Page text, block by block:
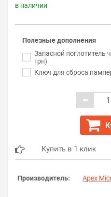
в наличии
Полезные дополнения
Запасной поглотитель
грн)
Ключ для сброса
Купить в 1 клик
Производитель: Apex